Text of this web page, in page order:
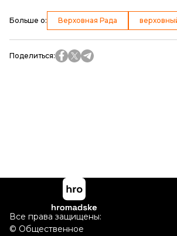
Больше о: Верховная Рада
Поделиться:
Все права защищены:
© Общественное